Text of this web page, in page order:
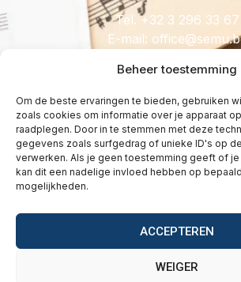
Beheer toestemming
Om de beste ervaringen te bieden, gebruiken
zoals cookies om informatie over je apparaat
raadplegen. Door in te stemmen met deze
gegevens zoals surfgedrag of unieke ID's op
verwerken. Als je geen toestemming geeft of
kan dit een nadelige invloed hebben op
mogelijkheden.
ACCEPTEREN
WEIGER
Tel. +32 3 296 33 67
E-mail: @eciffo
HANDIG
Licenties
Tarieven
Wetgeving
Vragen
Contact